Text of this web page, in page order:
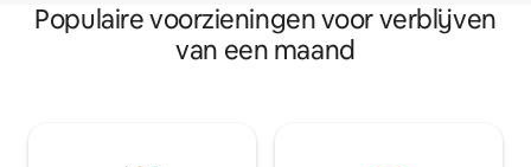
Populaire voorzieningen voor verblijven
van een maand